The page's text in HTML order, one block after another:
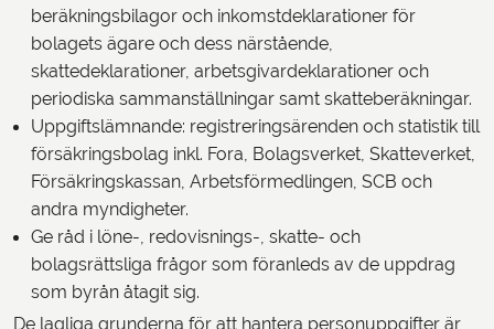
beräkningsbilagor och inkomstdeklarationer för
bolagets ägare och dess närstående,
skattedeklarationer, arbetsgivardeklarationer och
periodiska sammanställningar samt skatteberäkningar.
Uppgiftslämnande: registreringsärenden och statistik till
försäkringsbolag inkl. Fora, Bolagsverket, Skatteverket,
Försäkringskassan, Arbetsförmedlingen, SCB och
andra myndigheter.
Ge råd i löne-, redovisnings-, skatte- och
bolagsrättsliga frågor som föranleds av de uppdrag
som byrån åtagit sig.
De lagliga grunderna för att hantera personuppgifter är